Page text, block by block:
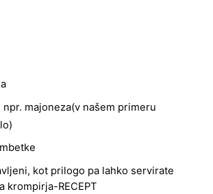
npr. majoneza(v našem primeru
kot prilogo pa lahko servirate
krompirja-RECEPT